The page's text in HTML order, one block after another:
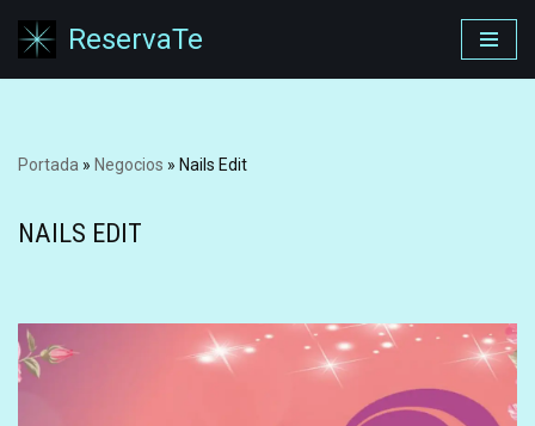
Saltar
ReservaTe
Portada » Negocios » Nails Edit
NAILS EDIT